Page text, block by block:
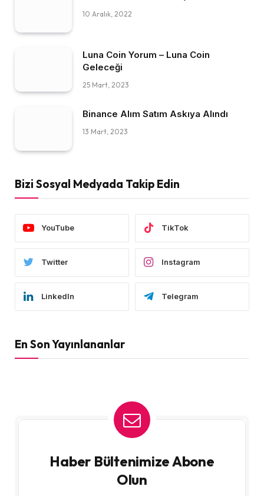
10 Aralık, 2022
Luna Coin Yorum – Luna Coin
Geleceği
25 Mart, 2023
Binance Alım Satım Askıya Alındı
13 Mart, 2023
Bizi Sosyal Medyada Takip Edin
YouTube TikTok
Twitter Instagram
LinkedIn Telegram
En Son Yayınlananlar
Haber Bültenimize Abone
Olun